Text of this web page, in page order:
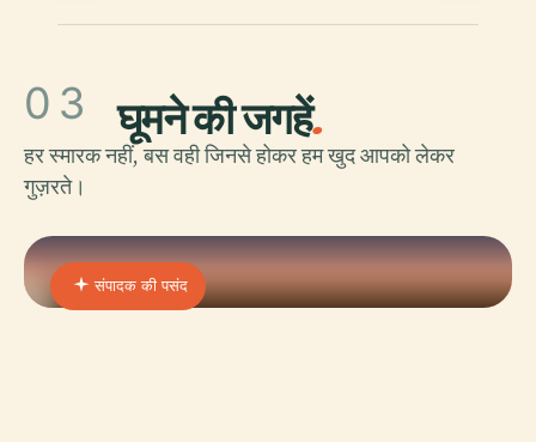
03 घूमने की जगहें.
हर स्मारक नहीं, बस वही जिनसे होकर हम खुद आपको लेकर
गुज़रते।
संपादक की पसंद